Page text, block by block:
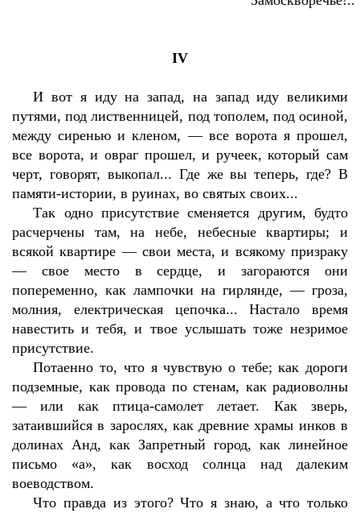
IV
И вот я иду на запад, на запад иду великими
путями, под лиственницей, под тополем, под осиной,
между сиренью и кленом, — все ворота я прошел,
все ворота, и овраг прошел, и ручеек, который сам
черт, говорят, выкопал... Где же вы теперь, где? В
памяти-истории, в руинах, во святых своих...
Так одно присутствие сменяется другим, будто
расчерчены там, на небе, небесные квартиры; и
всякой квартире — свои места, и всякому призраку
— свое место в сердце, и загораются они
попеременно, как лампочки на гирлянде, — гроза,
молния, електрическая цепочка... Настало время
навестить и тебя, и твое услышать тоже незримое
присутствие.
Потаенно то, что я чувствую о тебе; как дороги
подземные, как провода по стенам, как радиоволны
— или как птица-самолет летает. Как зверь,
затаившийся в зарослях, как древние храмы инков в
долинах Анд, как Запретный город, как линейное
письмо «a», как восход солнца над далеким
воеводством.
Что правда из этого? Что я знаю, а что только